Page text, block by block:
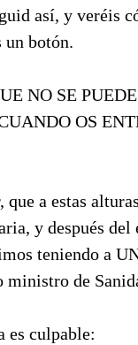
así, y veréis
un botón.
NO SE
OS
que a estas
y después
teniendo a
ministro de
es culpable: